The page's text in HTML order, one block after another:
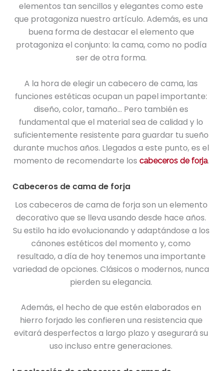
elementos tan sencillos y elegantes como este
que protagoniza nuestro artículo. Además, es una
buena forma de destacar el elemento que
protagoniza el conjunto: la cama, como no podía
ser de otra forma.
A la hora de elegir un cabecero de cama, las
funciones estéticas ocupan un papel importante:
diseño, color, tamaño… Pero también es
fundamental que el material sea de calidad y lo
suficientemente resistente para guardar tu sueño
durante muchos años. Llegados a este punto, es el
momento de recomendarte los cabeceros de forja.
Cabeceros de cama de forja
Los cabeceros de cama de forja son un elemento
decorativo que se lleva usando desde hace años.
Su estilo ha ido evolucionando y adaptándose a los
cánones estéticos del momento y, como
resultado, a día de hoy tenemos una importante
variedad de opciones. Clásicos o modernos, nunca
pierden su elegancia.
Además, el hecho de que estén elaborados en
hierro forjado les confieren una resistencia que
evitará desperfectos a largo plazo y asegurará su
uso incluso entre generaciones.